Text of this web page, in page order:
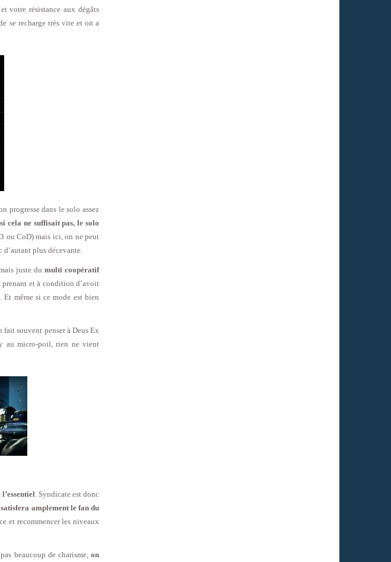
votre résistance aux dégâts
se recharge très vite et on a
progresse dans le solo assez
cela ne suffisait pas, le solo
ou CoD) mais ici, on ne peut
plus décevante.
juste du multi coopératif
prenant et à condition d’avoir
. Et même si ce mode est bien
souvent penser à Deus Ex
au micro-poil, rien ne vient
. Syndicate est donc
satisfera amplement le fan du
et recommencer les niveaux
beaucoup de charisme,on